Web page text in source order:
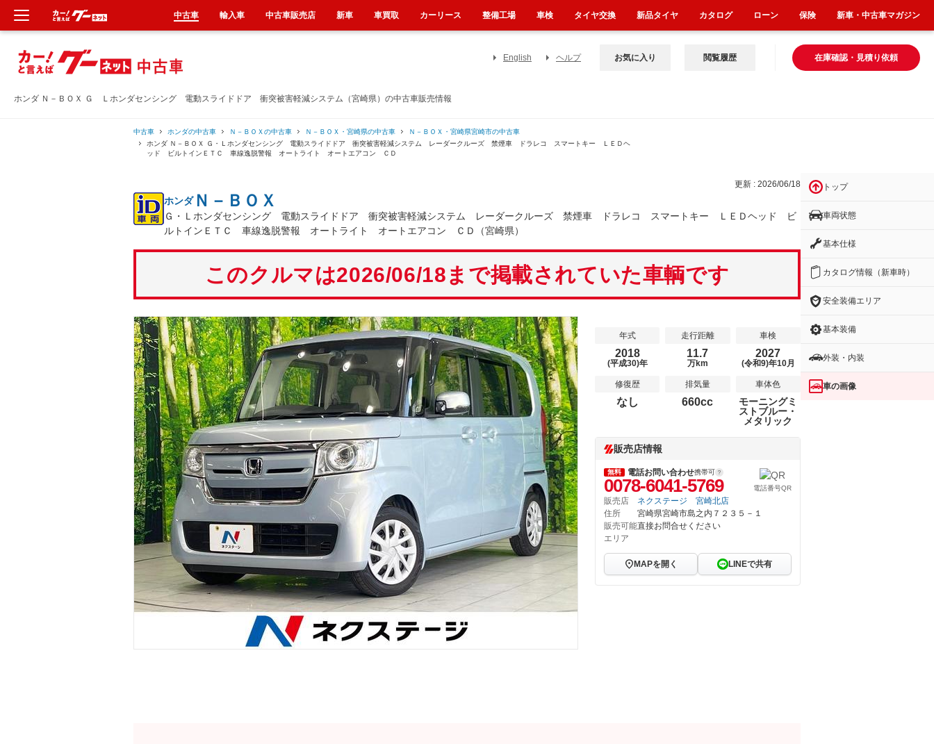
ホンダ Ｎ－ＢＯＸ Ｇ Ｌホンダセンシング 電動スライドドア 衝突被害軽減システム（宮崎県）の中古車販売情報
English ヘルプ 在庫確認・見積り依頼
お気に入り 閲覧履歴
中古車 ホンダの中古車 Ｎ－ＢＯＸの中古車 Ｎ－ＢＯＸ・宮崎県の中古車
Ｎ－ＢＯＸ・宮崎県宮崎市の中古車
ホンダ Ｎ－ＢＯＸ Ｇ・Ｌホンダセンシング 電動スライドドア 衝突被害軽減システム レーダークルーズ 禁煙車 ドラレコ スマートキー ＬＥＤヘ
ッド ビルトインＥＴＣ 車線逸脱警報 オートライト オートエアコン ＣＤ
更新 : 2026/06/18
ホンダＮ－ＢＯＸ
Ｇ・Ｌホンダセンシング 電動スライドドア 衝突被害軽減システム レーダークルーズ 禁煙車 ドラレコ スマートキー ＬＥＤヘッド ビ
ルトインＥＴＣ 車線逸脱警報 オートライト オートエアコン ＣＤ（宮崎県）
このクルマは2026/06/18まで掲載されていた車輌です
年式
2018
(平成30)年
走行距離
11.7
万km
車検
2027
(令和9)年10月
修復歴
なし
排気量
660cc
車体色
モーニングミ
ストブルー・
メタリック
販売店情報
無料 電話お問い合わせ携帯可
0078-6041-5769 電話番号QR
販売店
ネクステージ 宮崎北店
住所
宮崎県宮崎市島之内７２３５－１
販売可能
エリア
直接お問合せください
MAPを開く LINEで共有
トップ
車両状態
基本仕様
カタログ情報（新車時）
安全装備エリア
基本装備
外装・内装
車の画像
中古車 輸入車 中古車販売店 新車 車買取 カーリース 整備工場 車検 タイヤ交換 新品タイヤ カタログ ローン 保険 新車・中古車マガジン
新車
中古車